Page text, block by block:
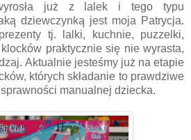
już z lalek i tego typu
dziewczynką jest moja Patrycja.
tj. lalki, kuchnie, puzzelki,
praktycznie się nie wyrasta,
Aktualnie jesteśmy już na etapie
których składanie to prawdziwe
manualnej dziecka.